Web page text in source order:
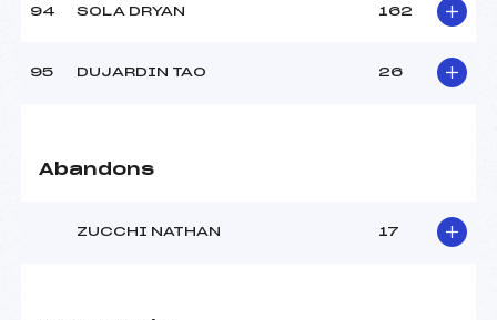
94 SOLA DRYAN 162
95 DUJARDIN TAO 26
Abandons
ZUCCHI NATHAN 17